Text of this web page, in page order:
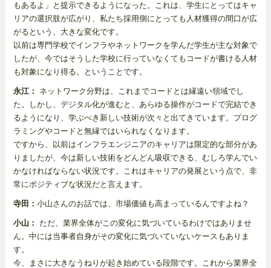
もあるよ」と提示できるようになった。これは、学生にとってはキャ
リアの選択肢が広がり、私たち採用側にとっても人材獲得の間口が広
がるという、大きな変化です。
以前は専門学校でインフラやネットワークを学んだ学生が主な対象で
したが、今ではそうした学校に行っていなくてもコードが書ける人材
も対象になり得る、ということです。
永江：
ネットワーク分野は、これまでコードとは縁遠い領域でし
た。しかし、デジタル化が進むと、あらゆる操作がコードで完結でき
るようになり、学ぶべき新しい技術が次々と出てきています。プログ
ラミングやコードと無縁ではいられなくなります。
ですから、以前はインフラエンジニアのキャリアは限定的な部分があ
りましたが、今は新しい技術をどんどん吸収できる、むしろ学んでい
かなければならない状況です。これはキャリアの発展という点で、非
常にポジティブな状況だと言えます。
寺田： 小山さんのお話では、市場価値も高まっているんですよね？
小山：
ただ、業界全体がこの変化に気づいているわけではありませ
ん。中には当事者自身がその変化に気づいていないケースもありま
す。
今、まさに大きなうねりが起き始めている段階です。これから業界全